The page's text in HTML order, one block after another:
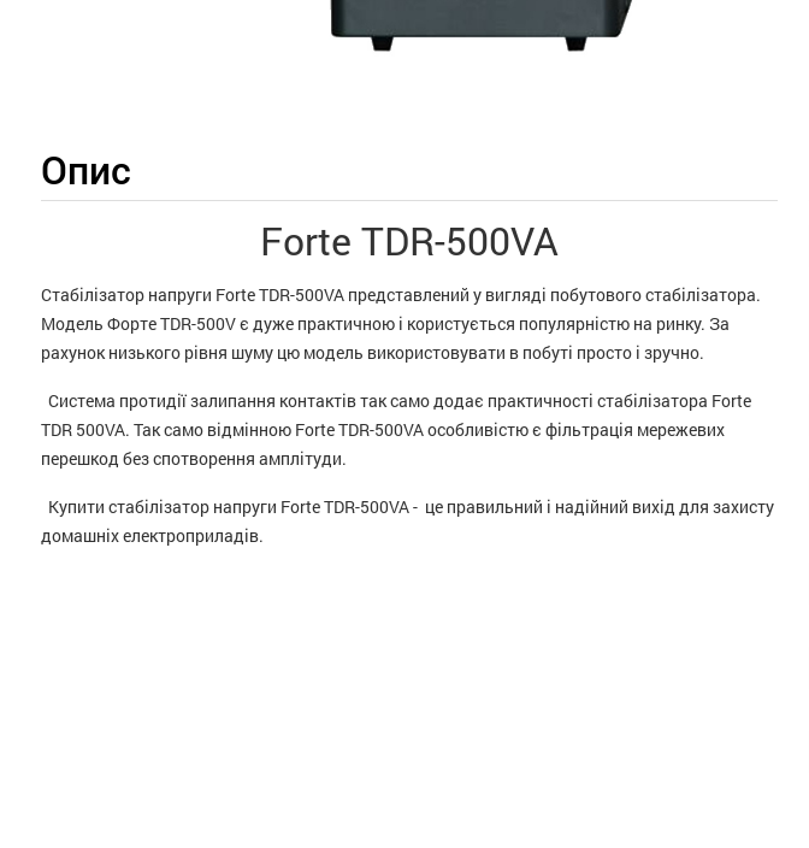
Опис
Forte TDR-500VA
Стабілізатор напруги Forte TDR-500VA представлений у вигляді побутового стабілізатора.
Модель Форте TDR-500V є дуже практичною і користується популярністю на ринку. За
рахунок низького рівня шуму цю модель використовувати в побуті просто і зручно.
Система протидії залипання контактів так само додає практичності стабілізатора Forte
TDR 500VA. Так само відмінною Forte TDR-500VA особливістю є фільтрація мережевих
перешкод без спотворення амплітуди.
Купити стабілізатор напруги Forte TDR-500VA - це правильний і надійний вихід для захисту
домашніх електроприладів.